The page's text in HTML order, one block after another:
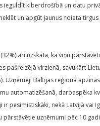
ieguldīt kiberdrošībā un datu
un apgūt jaunus noieta tirgus
arī uzskata, ka viņu
pašreizējā virzienā, savukārt
Baltijas reģionā
automatizēšanā, darbaspēka
pesimistiskāki, nekā Latvijā vai
pārstāvētie uzņēmumi pēc 10